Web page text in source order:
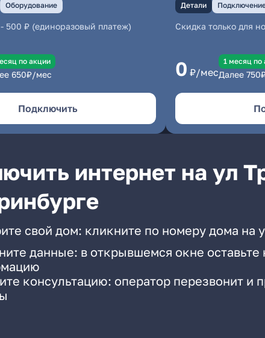
Оборудование
500 ₽ (единоразовый платеж)
по акции
650₽/мес
Подключить
Детали
Скидка только для
0 ₽/мес
1 месяц по
Далее 750
интернет на ул
свой дом: кликните по номеру дома на
данные: в открывшемся окне оставьте
консультацию: оператор перезвонит и